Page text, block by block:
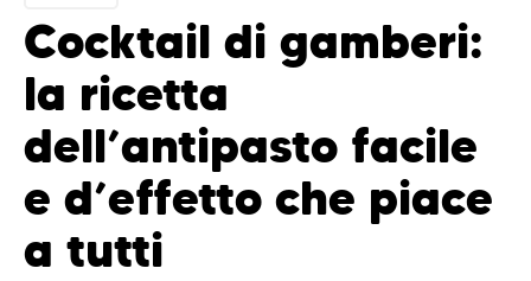
Cocktail di gamberi:
la ricetta
dell’antipasto facile
e d’effetto che piace
a tutti